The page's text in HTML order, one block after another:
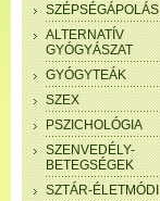
SZÉPSÉGÁPOLÁS
ALTERNATÍV
GYÓGYÁSZAT
GYÓGYTEÁK
SZEX
PSZICHOLÓGIA
SZENVEDÉLY-
BETEGSÉGEK
SZTÁR-ÉLETMÓDI